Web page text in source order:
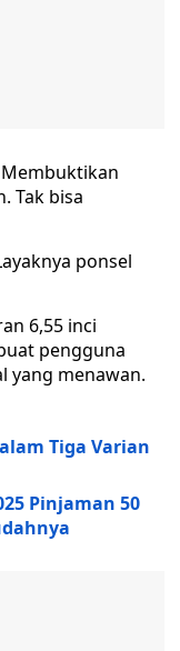
Membuktikan
Tak bisa
ponsel
6,55 inci
pengguna
yang menawan.
Tiga Varian
Pinjaman 50